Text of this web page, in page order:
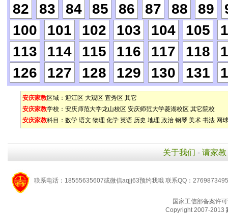
82
83 84 85 86 87 88 89
100
101 102 103 104 105
113
114 115 116 117 118
126
127 128 129 130 131
安庆家教区域： 迎江区 大观区 宜秀区 其它
安庆家教学校： 安庆师范大学龙山校区 安庆师范大学菱湖校区 其它院校
安庆家教科目： 数学 语文 物理 化学 英语 历史 地理 政治 钢琴 美术 书法 网球
关于我们 - 请家教
联系电话：18555635607或微信aqjj63预约我哦 联系QQ：
国家工信部备案许
Copyright 2007-2013